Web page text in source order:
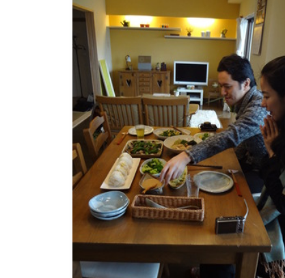
行事食(おせち
祭り・子供の日
乾物・海藻・麩
お弁当
漬物・ピクル
圧力鍋使用
ソース・ドレッ